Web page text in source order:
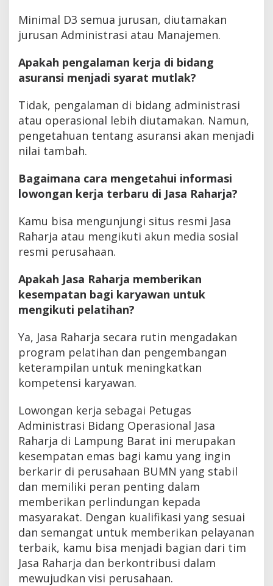
Minimal D3 semua jurusan, diutamakan
jurusan Administrasi atau Manajemen.
Apakah pengalaman kerja di bidang
asuransi menjadi syarat mutlak?
Tidak, pengalaman di bidang administrasi
atau operasional lebih diutamakan. Namun,
pengetahuan tentang asuransi akan menjadi
nilai tambah.
Bagaimana cara mengetahui informasi
lowongan kerja terbaru di Jasa Raharja?
Kamu bisa mengunjungi situs resmi Jasa
Raharja atau mengikuti akun media sosial
resmi perusahaan.
Apakah Jasa Raharja memberikan
kesempatan bagi karyawan untuk
mengikuti pelatihan?
Ya, Jasa Raharja secara rutin mengadakan
program pelatihan dan pengembangan
keterampilan untuk meningkatkan
kompetensi karyawan.
Lowongan kerja sebagai Petugas
Administrasi Bidang Operasional Jasa
Raharja di Lampung Barat ini merupakan
kesempatan emas bagi kamu yang ingin
berkarir di perusahaan BUMN yang stabil
dan memiliki peran penting dalam
memberikan perlindungan kepada
masyarakat. Dengan kualifikasi yang sesuai
dan semangat untuk memberikan pelayanan
terbaik, kamu bisa menjadi bagian dari tim
Jasa Raharja dan berkontribusi dalam
mewujudkan visi perusahaan.